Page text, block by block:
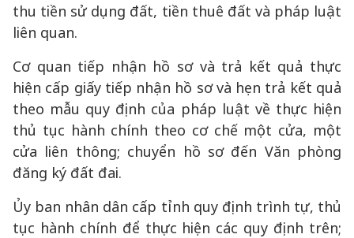
thu tiền sử dụng đất, tiền thuê đất và pháp luật
liên quan.
Cơ quan tiếp nhận hồ sơ và trả kết quả thực
hiện cấp giấy tiếp nhận hồ sơ và hẹn trả kết quả
theo mẫu quy định của pháp luật về thực hiện
thủ tục hành chính theo cơ chế một cửa, một
cửa liên thông; chuyển hồ sơ đến Văn phòng
đăng ký đất đai.
Ủy ban nhân dân cấp tỉnh quy định trình tự, thủ
tục hành chính để thực hiện các quy định trên;